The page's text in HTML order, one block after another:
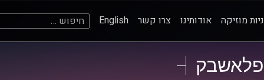
מוזיקה אודותינו צרו קשר English חיפוש:
פלאשבק